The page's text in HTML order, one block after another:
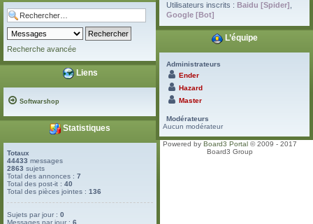
Recherche avancée
Liens
Softwarshop
Statistiques
Totaux
44433 messages
2863 sujets
Total des annonces : 7
Total des post-it : 40
Total des pièces jointes : 136
Sujets par jour : 0
Messages par jour : 6
Utilisateurs inscrits : Baidu [Spider]
Google [Bot]
L’équipe
Administrateurs
Ender
Hazard
Master
Modérateurs
Aucun modérateur
Powered by Board3 Portal© 2009 - 2017
Board3 Group